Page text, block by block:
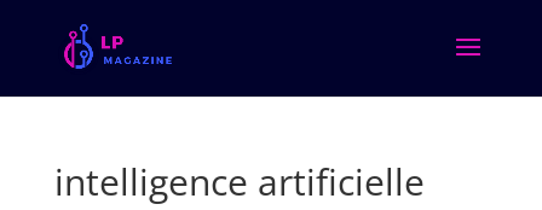
intelligence artificielle